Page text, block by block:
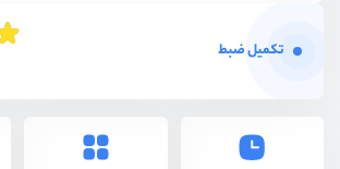
تکمیل ضبط